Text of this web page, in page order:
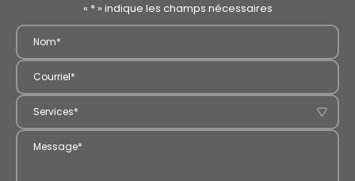
« *» indique les champs nécessaires